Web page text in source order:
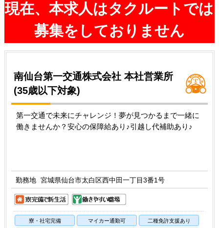
現在、本求人はタクルートでは
募集をしておりません
南仙台第一交通株式会社 本社営業所
(35歳以下対象)
第一交通で未来にチャレンジ！夢が見つかるまで一緒に
働きませんか？安心の保障給あり♪引越し代補助あり♪
勤務地 宮城県仙台市太白区西中田一丁目3番1号
寮・社宅完備 マイカー通勤可 二種免許支援あり